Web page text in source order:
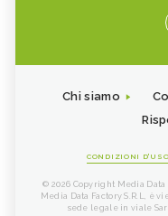
Chi siamo
CONDIZIONI D'USO
© 2026 Copyright Media
Media Data Factory S.R.L, è
sede legale in viale